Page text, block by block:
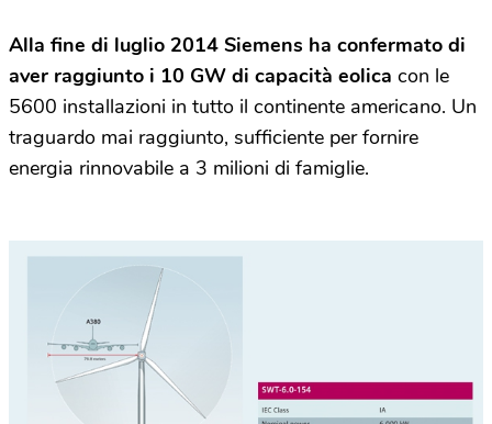
Alla fine di luglio 2014 Siemens ha confermato di
aver raggiunto i 10 GW di capacità eolica con le
5600 installazioni in tutto il continente americano. Un
traguardo mai raggiunto, sufficiente per fornire
energia rinnovabile a 3 milioni di famiglie.